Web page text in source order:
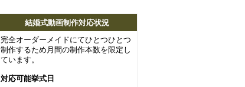
結婚式動画制作対応状況
完全オーダーメイドにてひとつひとつ
制作するため月間の制作本数を限定し
ています。
対応可能挙式日